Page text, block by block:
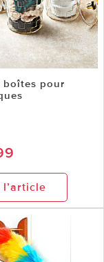
boîtes pour
l’article